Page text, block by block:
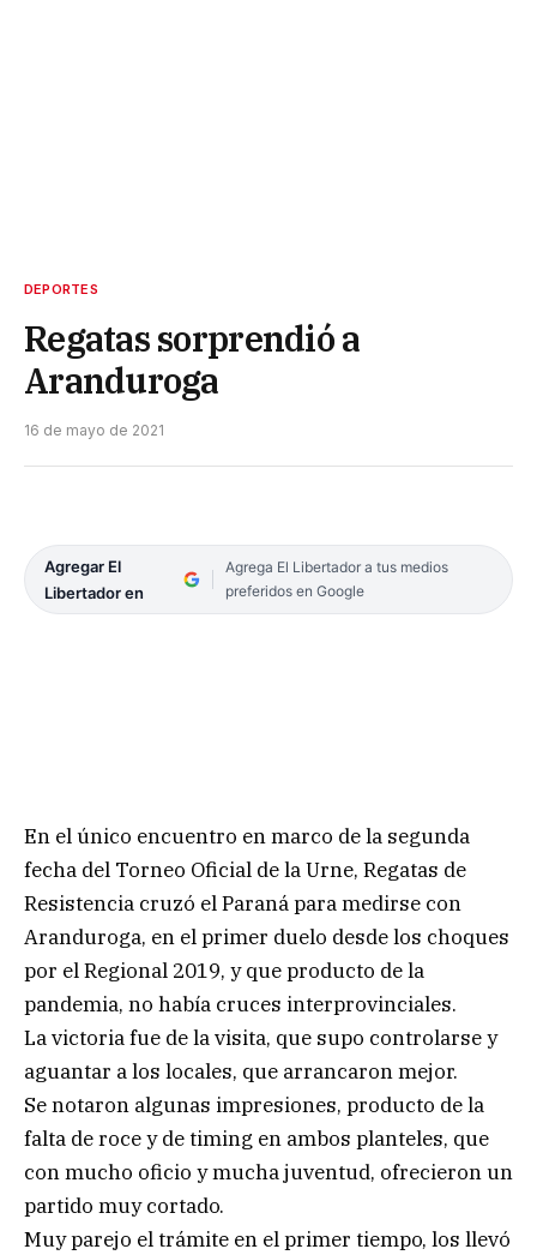
DEPORTES
Regatas sorprendió a
Aranduroga
16 de mayo de 2021
Agregar El
Libertador en
Agrega El Libertador a tus medios
preferidos en Google
En el único encuentro en marco de la segunda
fecha del Torneo Oficial de la Urne, Regatas de
Resistencia cruzó el Paraná para medirse con
Aranduroga, en el primer duelo desde los choques
por el Regional 2019, y que producto de la
pandemia, no había cruces interprovinciales.
La victoria fue de la visita, que supo controlarse y
aguantar a los locales, que arrancaron mejor.
Se notaron algunas impresiones, producto de la
falta de roce y de timing en ambos planteles, que
con mucho oficio y mucha juventud, ofrecieron un
partido muy cortado.
Muy parejo el trámite en el primer tiempo, los llevó